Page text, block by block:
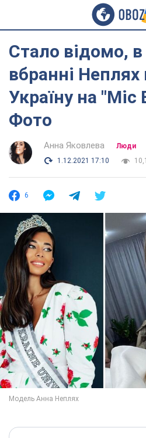
Стало відомо,
вбранні
Україну на "Міс
Фото
Анна Яковлева
Люди
1.12.2021 17:10
6